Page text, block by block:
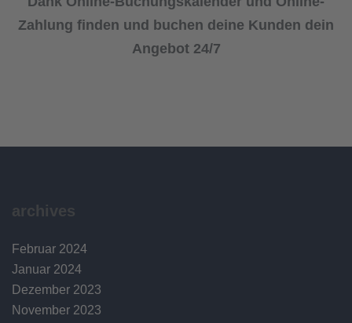
Zahlung finden und buchen deine Kunden dein
Angebot 24/7
archives
Februar 2024
Januar 2024
Dezember 2023
November 2023